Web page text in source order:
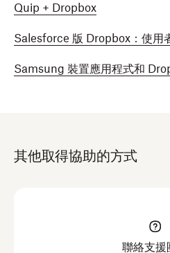
Quip + Dropbox
Salesforce 版 Dropbox：使用
Samsung 裝置應用程式和
其他取得協助的方式
聯絡支援